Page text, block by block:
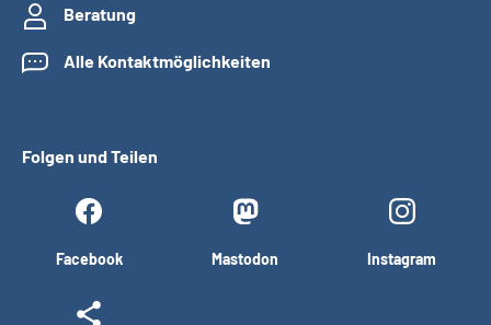
Beratung
Alle Kontaktmöglichkeiten
Folgen und Teilen
Facebook Mastodon Instagram